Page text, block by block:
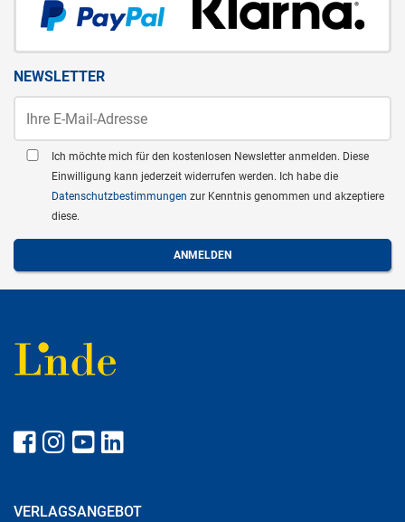
NEWSLETTER
Ich möchte mich für den kostenlosen Newsletter anmelden. Diese
Einwilligung kann jederzeit widerrufen werden. Ich habe die
Datenschutzbestimmungen zur Kenntnis genommen und akzeptiere
diese.
VERLAGSANGEBOT